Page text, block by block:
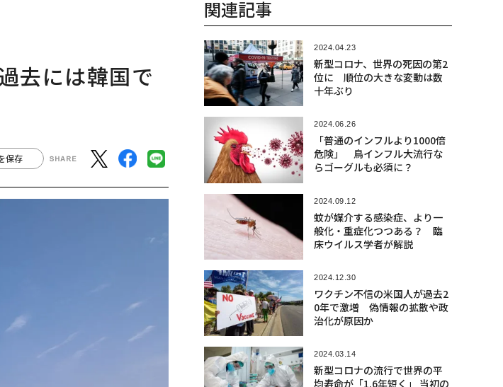
去には韓国で
保存
関連記事
2024.04.23
新型コロナ、世界の死因の第2
位に 順位の大きな変動は数
十年ぶり
2024.06.26
「普通のインフルより1000倍
危険」 鳥インフル大流行な
らゴーグルも必須に？
2024.09.12
蚊が媒介する感染症、より一
般化・重症化つつある？ 臨
床ウイルス学者が解説
2024.12.30
ワクチン不信の米国人が過去2
0年で激増 偽情報の拡散や政
治化が原因か
2024.03.14
新型コロナの流行で世界の平
均寿命が「1.6年短く」 当初の